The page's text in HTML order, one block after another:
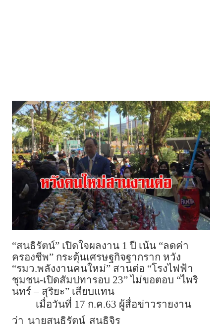
“สนธิรัตน์” เปิดใจผลงาน 1 ปี เน้น “ลดค่า
ครองชีพ” กระตุ้นเศรษฐกิจฐากราก หวัง
“รมว.พลังงานคนใหม่” สานต่อ “โรงไฟฟ้า
ชุมชน-เปิดสัมปทารอบ 23” ไม่ขอตอบ “ไพริ
นทร์ – สุริยะ” เสียบแทน
เมื่อวันที่ 17 ก.ค.63 ผู้สื่อข่าวรายงาน
ว่า นายสนธิรัตน์ สนธิจิร